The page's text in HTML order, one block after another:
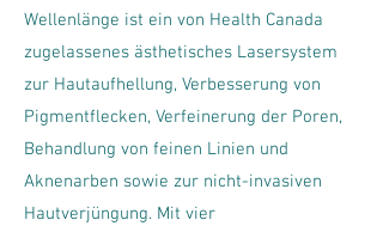
Wellenlänge ist ein von Health Canada
zugelassenes ästhetisches Lasersystem
zur Hautaufhellung, Verbesserung von
Pigmentflecken, Verfeinerung der Poren,
Behandlung von feinen Linien und
Aknenarben sowie zur nicht-invasiven
Hautverjüngung. Mit vier